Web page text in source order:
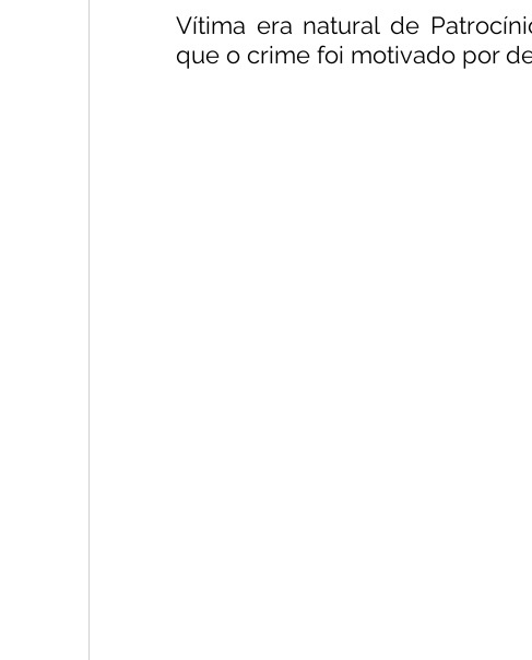
Vítima era natural de
que o crime foi motivado por